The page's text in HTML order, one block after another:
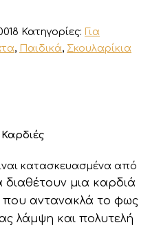
Κατηγορίες: Για
, Παιδικά, Σκουλαρίκια
Καρδιές
κατασκευασμένα από
διαθέτουν μια καρδιά
που αντανακλά το φως
λάμψη και πολυτελή